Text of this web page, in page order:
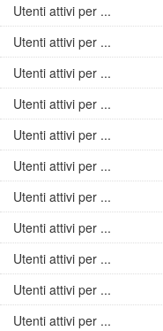
Utenti attivi per ...
Utenti attivi per ...
Utenti attivi per ...
Utenti attivi per ...
Utenti attivi per ...
Utenti attivi per ...
Utenti attivi per ...
Utenti attivi per ...
Utenti attivi per ...
Utenti attivi per ...
Utenti attivi per ...